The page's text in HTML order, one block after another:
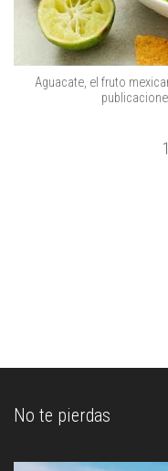
Aguacate, el fruto
1
No te pierdas